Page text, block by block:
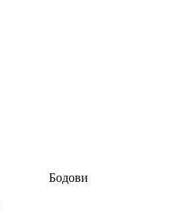
Бодови